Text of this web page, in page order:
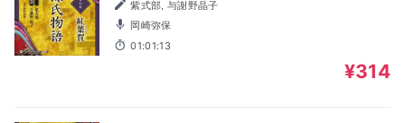
紫式部, 与謝野晶子
岡崎弥保
01:01:13
¥314